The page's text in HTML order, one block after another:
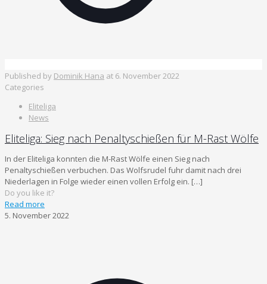
Published by Dominik Hana at 6. November 2022
Categories
Eliteliga
News
Eliteliga: Sieg nach Penaltyschießen für M-Rast Wölfe
In der Eliteliga konnten die M-Rast Wölfe einen Sieg nach
Penaltyschießen verbuchen. Das Wolfsrudel fuhr damit nach drei
Niederlagen in Folge wieder einen vollen Erfolg ein. […]
Do you like it?
Read more
5. November 2022